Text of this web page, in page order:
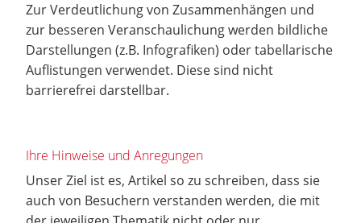
Zur Verdeutlichung von Zusammenhängen und
zur besseren Veranschaulichung werden bildliche
Darstellungen (z.B. Infografiken) oder tabellarische
Auflistungen verwendet. Diese sind nicht
barrierefrei darstellbar.
Ihre Hinweise und Anregungen
Unser Ziel ist es, Artikel so zu schreiben, dass sie
auch von Besuchern verstanden werden, die mit